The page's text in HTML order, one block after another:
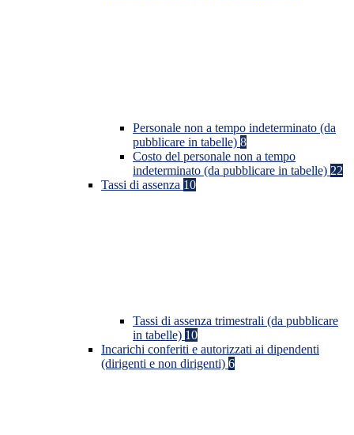
Personale non a tempo indeterminato (da
pubblicare in tabelle) 8
Costo del personale non a tempo
indeterminato (da pubblicare in tabelle) 22
Tassi di assenza 10
Tassi di assenza trimestrali (da pubblicare
in tabelle) 10
Incarichi conferiti e autorizzati ai dipendenti
(dirigenti e non dirigenti) 6